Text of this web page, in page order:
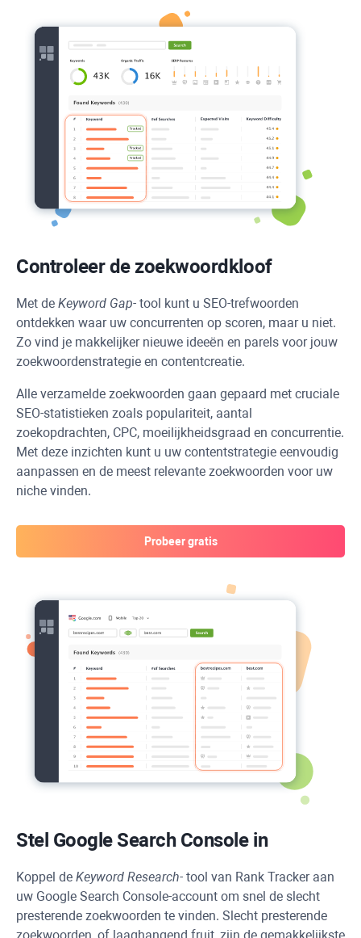
Controleer de zoekwoordkloof
Met de Keyword Gap- tool kunt u SEO-trefwoorden
ontdekken waar uw concurrenten op scoren, maar u niet.
Zo vind je makkelijker nieuwe ideeën en parels voor jouw
zoekwoordenstrategie en contentcreatie.
Alle verzamelde zoekwoorden gaan gepaard met cruciale
SEO-statistieken zoals populariteit, aantal
zoekopdrachten, CPC, moeilijkheidsgraad en concurrentie.
Met deze inzichten kunt u uw contentstrategie eenvoudig
aanpassen en de meest relevante zoekwoorden voor uw
niche vinden.
Probeer gratis
Stel Google Search Console in
Koppel de Keyword Research- tool van Rank Trackeraan
uw Google Search Console-account om snel de slecht
presterende zoekwoorden te vinden. Slecht presterende